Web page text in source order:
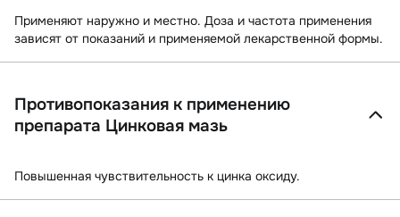
Применяют наружно и местно. Доза и частота применения
зависят от показаний и применяемой лекарственной формы.
Противопоказания к применению
препарата Цинковая мазь
Повышенная чувствительность к цинка оксиду.